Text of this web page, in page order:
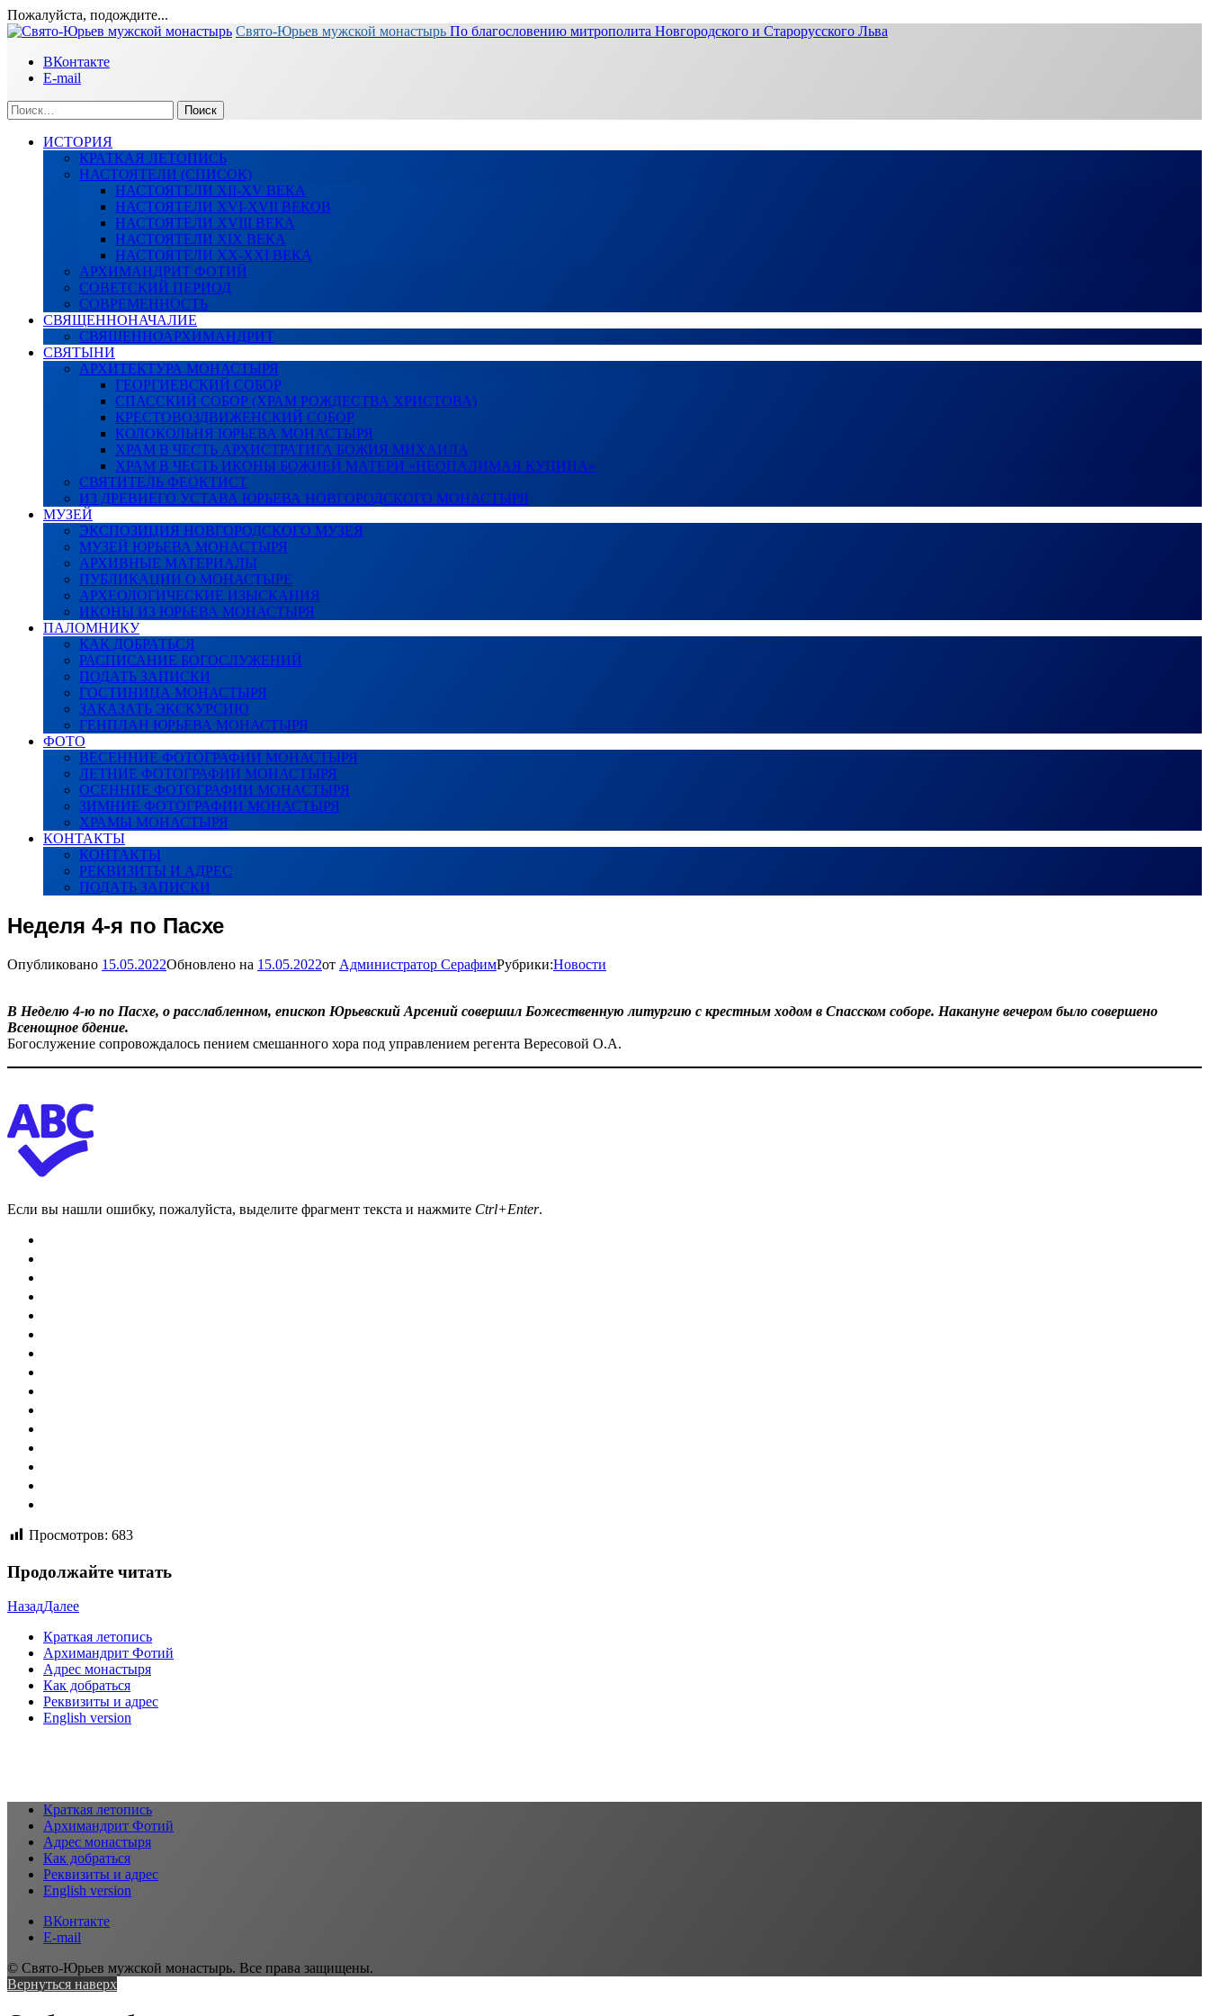
Пожалуйста, подождите...
Перейти
содержимому
Свято-Юрьев мужской монастырь По благословению митрополита Новгородского и Старорусского Льва
ВКонтакте
E-mail
Найти:
ИСТОРИЯ
КРАТКАЯ ЛЕТОПИСЬ
НАСТОЯТЕЛИ (СПИСОК)
НАСТОЯТЕЛИ XII-XV ВЕКА
НАСТОЯТЕЛИ XVI-XVII ВЕКОВ
НАСТОЯТЕЛИ XVIII ВЕКА
НАСТОЯТЕЛИ XIX ВЕКА
НАСТОЯТЕЛИ XX-XXI ВЕКА
АРХИМАНДРИТ ФОТИЙ
СОВЕТСКИЙ ПЕРИОД
СОВРЕМЕННОСТЬ
СВЯЩЕННОНАЧАЛИЕ
СВЯЩЕННОАРХИМАНДРИТ
СВЯТЫНИ
АРХИТЕКТУРА МОНАСТЫРЯ
ГЕОРГИЕВСКИЙ СОБОР
СПАССКИЙ СОБОР (ХРАМ РОЖДЕСТВА ХРИСТОВА)
КРЕСТОВОЗДВИЖЕНСКИЙ СОБОР
КОЛОКОЛЬНЯ ЮРЬЕВА МОНАСТЫРЯ
ХРАМ В ЧЕСТЬ АРХИСТРАТИГА БОЖИЯ МИХАИЛА
ХРАМ В ЧЕСТЬ ИКОНЫ БОЖИЕЙ МАТЕРИ «НЕОПАЛИМАЯ КУПИНА»
СВЯТИТЕЛЬ ФЕОКТИСТ
ИЗ ДРЕВНЕГО УСТАВА ЮРЬЕВА НОВГОРОДСКОГО МОНАСТЫРЯ
МУЗЕЙ
ЭКСПОЗИЦИЯ НОВГОРОДСКОГО МУЗЕЯ
МУЗЕЙ ЮРЬЕВА МОНАСТЫРЯ
АРХИВНЫЕ МАТЕРИАЛЫ
ПУБЛИКАЦИИ О МОНАСТЫРЕ
АРХЕОЛОГИЧЕСКИЕ ИЗЫСКАНИЯ
ИКОНЫ ИЗ ЮРЬЕВА МОНАСТЫРЯ
ПАЛОМНИКУ
КАК ДОБРАТЬСЯ
РАСПИСАНИЕ БОГОСЛУЖЕНИЙ
ПОДАТЬ ЗАПИСКИ
ГОСТИНИЦА МОНАСТЫРЯ
ЗАКАЗАТЬ ЭКСКУРСИЮ
ГЕНПЛАН ЮРЬЕВА МОНАСТЫРЯ
ФОТО
ВЕСЕННИЕ ФОТОГРАФИИ МОНАСТЫРЯ
ЛЕТНИЕ ФОТОГРАФИИ МОНАСТЫРЯ
ОСЕННИЕ ФОТОГРАФИИ МОНАСТЫРЯ
ЗИМНИЕ ФОТОГРАФИИ МОНАСТЫРЯ
ХРАМЫ МОНАСТЫРЯ
КОНТАКТЫ
КОНТАКТЫ
РЕКВИЗИТЫ И АДРЕС
ПОДАТЬ ЗАПИСКИ
Неделя 4-я по Пасхе
Опубликовано 15.05.2022Обновлено на 15.05.2022от Администратор СерафимРубрики:Новости
В Неделю 4-ю по Пасхе, о расслабленном, епископ Юрьевский Арсений совершил Божественную литургию с крестным ходом в Спасском соборе. Накануне вечером было совершено
Всенощное бдение.
Богослужение сопровождалось пением смешанного хора под управлением регента Вересовой О.А.
Если вы нашли ошибку, пожалуйста, выделите фрагмент текста и нажмите Ctrl+Enter.
Просмотров: 683
Продолжайте читать
НазадДалее
Краткая летопись
Архимандрит Фотий
Адрес монастыря
Как добраться
Реквизиты и адрес
English version
Краткая летопись
Архимандрит Фотий
Адрес монастыря
Как добраться
Реквизиты и адрес
English version
ВКонтакте
E-mail
© Свято-Юрьев мужской монастырь. Все права защищены.
Вернуться наверх